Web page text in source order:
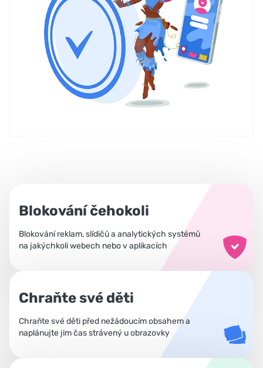
Blokování čehokoli
Blokování reklam, slídičů a analytických systémů
na jakýchkoli webech nebo v aplikacích
Chraňte své děti
Chraňte své děti před nežádoucím obsahem a
naplánujte jim čas strávený u obrazovky